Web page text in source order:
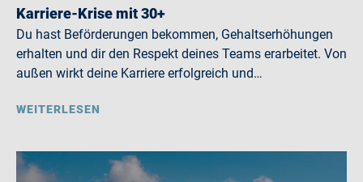
Karriere-Krise mit 30+
Du hast Beförderungen bekommen, Gehaltserhöhungen
erhalten und dir den Respekt deines Teams erarbeitet. Von
außen wirkt deine Karriere erfolgreich und…
WEITERLESEN